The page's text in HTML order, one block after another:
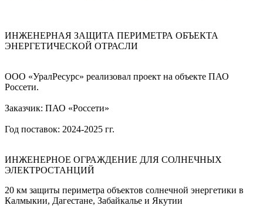
ИНЖЕНЕРНАЯ ЗАЩИТА ПЕРИМЕТРА ОБЪЕКТА
ЭНЕРГЕТИЧЕСКОЙ ОТРАСЛИ
ООО «УралРесурс» реализовал проект на объекте ПАО
Россети.
Заказчик: ПАО «Россети»
Год поставок: 2024-2025 гг.
ИНЖЕНЕРНОЕ ОГРАЖДЕНИЕ ДЛЯ СОЛНЕЧНЫХ
ЭЛЕКТРОСТАНЦИЙ
20 км защиты периметра объектов солнечной энергетики в
Калмыкии, Дагестане, Забайкалье и Якутии